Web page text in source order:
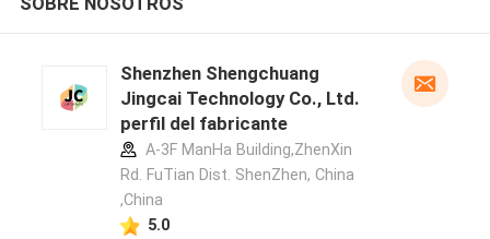
Shenzhen Shengchuang
Jingcai Technology Co., Ltd.
perfil del fabricante
A-3F ManHa Building,ZhenXin
Rd. FuTian Dist. ShenZhen, China
,China
5.0